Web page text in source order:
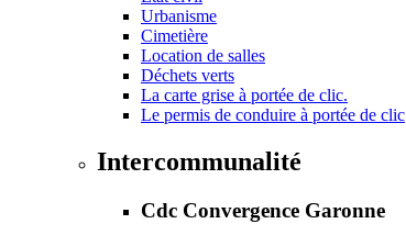
Urbanisme
Cimetière
Location de salles
Déchets verts
La carte grise à portée de clic.
Le permis de conduire à portée de clic
Intercommunalité
Cdc Convergence Garonne